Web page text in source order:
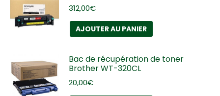
312,00€
AJOUTER AU PANIER
Bac de récupération de toner
Brother WT-320CL
20,00€